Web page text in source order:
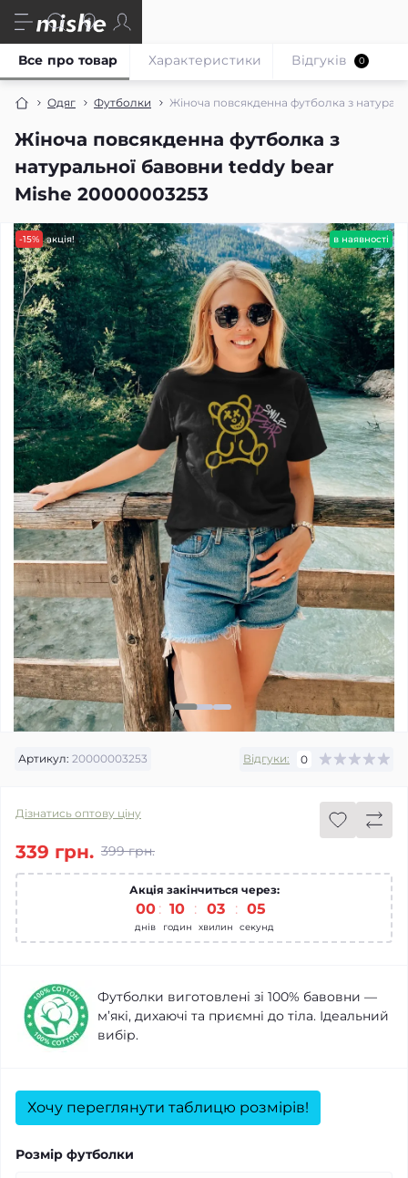
Одяг Футболки Жіноча повсякденна футболка з
Жіноча повсякденна футболка з
натуральної бавовни teddy bear
Mishe 20000003253
Все про товар Характеристики Відгуків 0
-15% акція! в наявності
Артикул: 20000003253 Відгуки: 0
Дізнатись оптову ціну
399 грн.
339 грн.
Акція закінчиться через:
00
днів
: 10
годин
: 03
хвилин
: 05
секунд
Футболки виготовлені зі 100% бавовни —
м’які, дихаючі та приємні до тіла. Ідеальний
вибір.
Хочу переглянути таблицю розмірів!
Розмір футболки